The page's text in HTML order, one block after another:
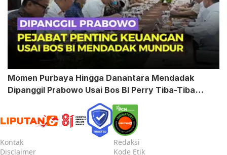
Momen Purbaya Hingga Danantara Mendadak
Dipanggil Prabowo Usai Bos BI Perry Tiba-Tiba
Kontak
Redaksi
Disclaimer
Kode Etik